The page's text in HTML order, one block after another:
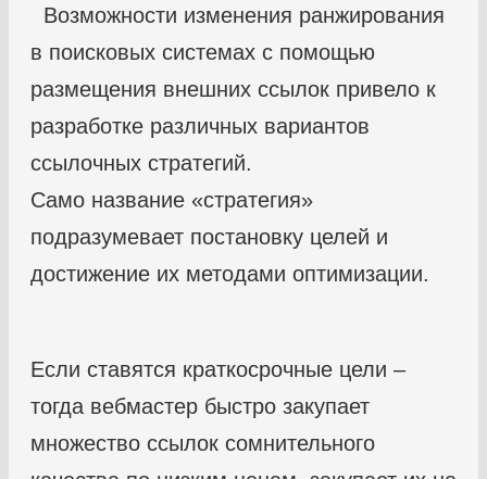
Возможности изменения ранжирования
в поисковых системах с помощью
размещения внешних ссылок привело к
разработке различных вариантов
ссылочных стратегий.
Само название «стратегия»
подразумевает постановку целей и
достижение их методами оптимизации.
Если ставятся краткосрочные цели –
тогда вебмастер быстро закупает
множество ссылок сомнительного